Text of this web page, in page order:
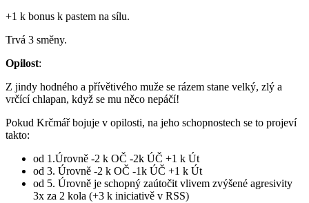
+1 k bonus k pastem na sílu.
Trvá 3 směny.
Opilost:
Z jindy hodného a přívětivého muže se rázem stane velký, zlý a
vrčící chlapan, když se mu něco nepáčí!
Pokud Krčmář bojuje v opilosti, na jeho schopnostech se to projeví
takto:
od 1.Úrovně -2 k OČ -2k ÚČ +1 k Út
od 3. Úrovně -2 k OČ -1k ÚČ +1 k Út
od 5. Úrovně je schopný zaútočit vlivem zvýšené agresivity
3x za 2 kola (+3 k iniciativě v RSS)